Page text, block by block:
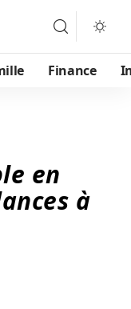
Finance
en
à